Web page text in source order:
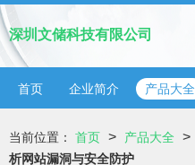
深圳文储科技有限公司
首页 企业简介 产品大全
当前位置： 首页 > 产品大全 >
析网站漏洞与安全防护